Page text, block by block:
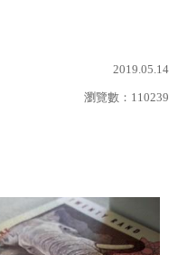
2019.05.14
瀏覽數： 110239